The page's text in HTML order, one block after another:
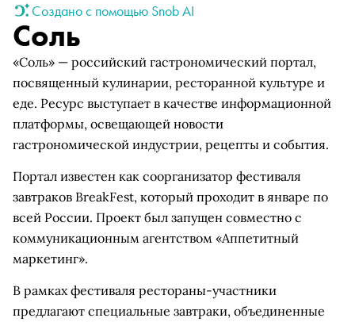
Создано с помощью Snob AI
Соль
«Соль» — российский гастрономический портал,
посвященный кулинарии, ресторанной культуре и
еде. Ресурс выступает в качестве информационной
платформы, освещающей новости
гастрономической индустрии, рецепты и события.
Портал известен как соорганизатор фестиваля
завтраков BreakFest, который проходит в январе по
всей России. Проект был запущен совместно с
коммуникационным агентством «Аппетитный
маркетинг».
В рамках фестиваля рестораны-участники
предлагают специальные завтраки, объединенные